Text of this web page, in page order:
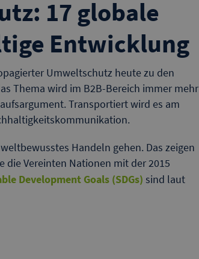
17 globale
Entwicklung
Umweltschutz heute zu den
Thema wird im B2B-Bereich immer mehr
Transportiert wird es am
Handeln gehen. Das zeigen
die Vereinten Nationen mit der 2015
Development Goals (SDGs) sind laut